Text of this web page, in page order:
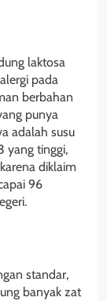
laktosa
pada
berbahan
punya
adalah susu
yang tinggi,
diklaim
96
standar,
banyak zat